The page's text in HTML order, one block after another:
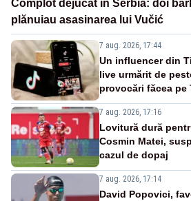
Complot dejucat în Serbia: doi
plănuiau asasinarea lui Vučić
7 aug. 2026, 17:44
Un influencer din
live urmărit de
provocări făcea pe
7 aug. 2026, 17:16
Lovitură dură
Cosmin Matei,
cazul de dopaj
7 aug. 2026, 17:14
David Popovici,